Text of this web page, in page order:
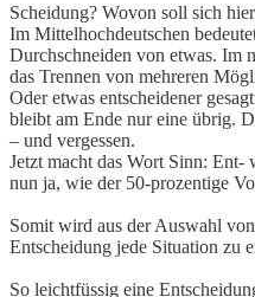
Scheidung? Wovon soll sich
Im Mittelhochdeutschen
Durchschneiden von etwas. Im
das Trennen von mehreren
Oder etwas entscheidener
bleibt am Ende nur eine übrig.
– und vergessen.
Jetzt macht das Wort Sinn:
nun ja, wie der 50-prozentige
Somit wird aus der Auswahl
Entscheidung jede Situation zu
So leichtfüssig eine